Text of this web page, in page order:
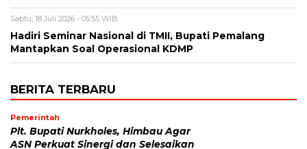
Sabtu, 18 Juli 2026 - 05:55 WIB
Hadiri Seminar Nasional di TMII, Bupati Pemalang
Mantapkan Soal Operasional KDMP
BERITA TERBARU
Pemerintah
Plt. Bupati Nurkholes, Himbau Agar
ASN Perkuat Sinergi dan Selesaikan